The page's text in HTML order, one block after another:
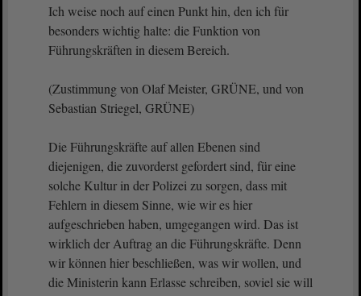
Ich weise noch auf einen Punkt hin, den ich für
besonders wichtig halte: die Funktion von
Führungskräften in diesem Bereich.
(Zustimmung von Olaf Meister, GRÜNE, und von
Sebastian Striegel, GRÜNE)
Die Führungskräfte auf allen Ebenen sind
diejenigen, die zuvorderst gefordert sind, für eine
solche Kultur in der Polizei zu sorgen, dass mit
Fehlern in diesem Sinne, wie wir es hier
aufgeschrieben haben, umgegangen wird. Das ist
wirklich der Auftrag an die Führungskräfte. Denn
wir können hier beschließen, was wir wollen, und
die Ministerin kann Erlasse schreiben, soviel sie will